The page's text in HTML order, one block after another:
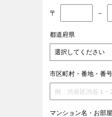
〒 －
都道府県
市区町村・番地・番号
マンション名・お部